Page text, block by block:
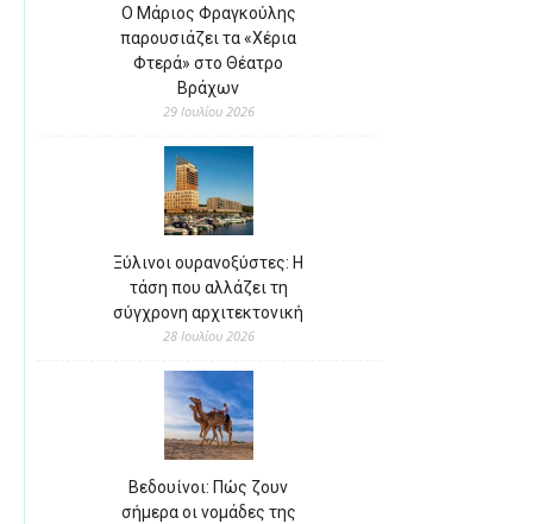
Ο Μάριος Φραγκούλης
παρουσιάζει τα «Χέρια
Φτερά» στο Θέατρο
Βράχων
29 Ιουλίου 2026
Ξύλινοι ουρανοξύστες: Η
τάση που αλλάζει τη
σύγχρονη αρχιτεκτονική
28 Ιουλίου 2026
Βεδουίνοι: Πώς ζουν
σήμερα οι νομάδες της